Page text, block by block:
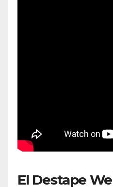
El Destape